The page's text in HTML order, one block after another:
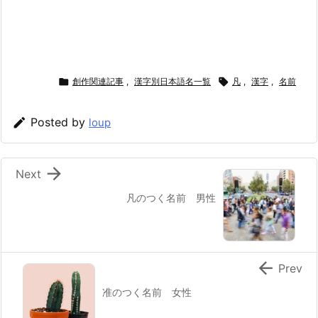
 創作関連記事 , 漢字別日本語名一覧  凡 , 漢字 , 名前
 Posted by loup
凡のつく名前 男性

Next
准のつく名前 女性
 Prev